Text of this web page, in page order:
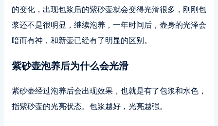
的变化，出现包浆后的紫砂壶就会变得光滑很多，刚刚包
浆还不是很明显，继续泡养，一年时间后，壶身的光泽会
暗而有神，和新壶已经有了明显的区别。
紫砂壶泡养后为什么会光滑
紫砂壶经过泡养后会出现效果，也就是有了包浆和水色，
指紫砂壶的光亮状态。包浆越好，光亮越强。